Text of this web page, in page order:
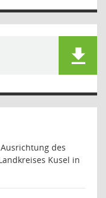
des
Kusel in